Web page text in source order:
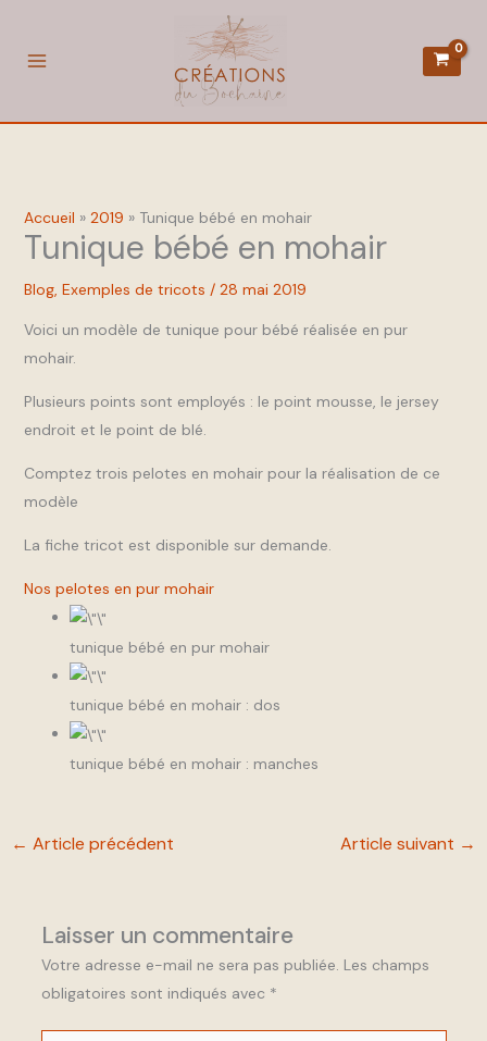
contenu
Accueil 2019 Tunique bébé en mohair
Tunique bébé en mohair
Blog, Exemples de tricots / 28 mai 2019
Voici un modèle de tunique pour bébé réalisée en pur
mohair.
Plusieurs points sont employés : le point mousse, le jersey
endroit et le point de blé.
Comptez trois pelotes en mohair pour la réalisation de ce
modèle
La fiche tricot est disponible sur demande.
Nos pelotes en pur mohair
tunique bébé en pur mohair
tunique bébé en mohair : dos
tunique bébé en mohair : manches
← Article précédent Article suivant →
Laisser un commentaire
Votre adresse e-mail ne sera pas publiée. Les champs
obligatoires sont indiqués avec *